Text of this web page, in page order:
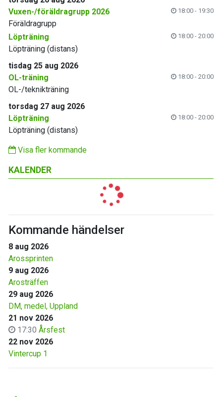
Vuxen-/föräldragrupp 2026
18:00 - 19:30
Föräldragrupp
Löpträning
18:00 - 20:00
Löpträning (distans)
tisdag 25 aug 2026
OL-träning
18:00 - 20:00
OL-/teknikträning
torsdag 27 aug 2026
Löpträning
18:00 - 20:00
Löpträning (distans)
Visa fler kommande
KALENDER
Kommande händelser
8 aug 2026
Arossprinten
9 aug 2026
Arosträffen
29 aug 2026
DM, medel, Uppland
21 nov 2026
17:30 Årsfest
22 nov 2026
Vintercup 1